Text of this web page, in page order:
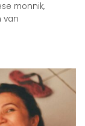
monnik,
van